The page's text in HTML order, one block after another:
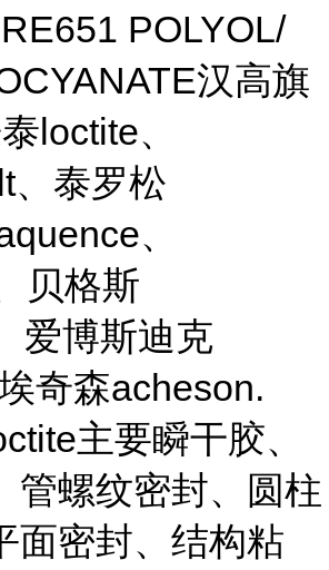
POLYOL/
汉高旗
loctite、
、泰罗松
、
贝格斯
爱博斯迪克
奇森acheson.
主要瞬干胶、
管螺纹密封、圆柱
面密封、结构粘